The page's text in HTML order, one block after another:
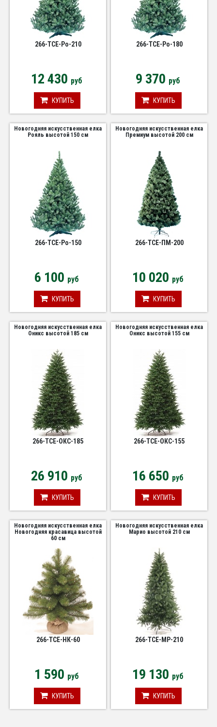
266-TCE-Ро-210
12 430 руб
КУПИТЬ
266-TCE-Ро-180
9 370 руб
КУПИТЬ
Новогодняя искусственная елка
Рояль высотой 150 см
266-TCE-Ро-150
6 100 руб
КУПИТЬ
Новогодняя искусственная елка
Премиум высотой 200 см
266-TCE-ПМ-200
10 020 руб
КУПИТЬ
Новогодняя искусственная елка
Оникс высотой 185 см
266-TCE-ОКС-185
26 910 руб
КУПИТЬ
Новогодняя искусственная елка
Оникс высотой 155 см
266-TCE-ОКС-155
16 650 руб
КУПИТЬ
Новогодняя искусственная елка
Новогодняя красавица высотой
60 см
266-TCE-НК-60
1 590 руб
КУПИТЬ
Новогодняя искусственная елка
Марио высотой 210 см
266-TCE-МР-210
19 130 руб
КУПИТЬ